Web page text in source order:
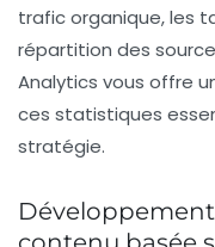
trafic organique, les
répartition des
Analytics vous offre
ces statistiques
stratégie.